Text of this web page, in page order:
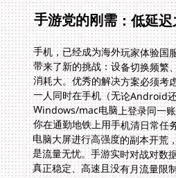
手游党的刚需：低延
手机，已经成为海外玩家体验国
带来了新的挑战：设备切换频繁
消耗大。优秀的解决方案必须考
一人同时在手机（无论
Windows/mac电脑上登录同一
你在通勤地铁上用手机清日常任
电脑大屏进行高强度的副本开荒
是流量无忧。手游实时对战对数
真正稳定、高速且没有月流量限
担心流量告罄而在关键时刻束手
类动作手游或MMO团战，确保